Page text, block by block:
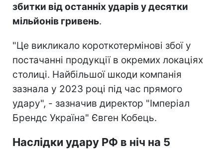
збитки від останніх ударів у десятки
мільйонів гривень.
"Це викликало короткотермінові збої у
постачанні продукції в окремих локаціях
столиці. Найбільшої шкоди компанія
зазнала у 2023 році під час прямого
удару", - зазначив директор "Імперіал
Брендс Україна" Євген Кобець.
Наслідки удару РФ в ніч на 5